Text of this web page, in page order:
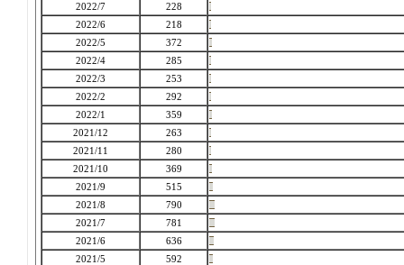
2022/7
228
2022/6
218
2022/5
372
2022/4
285
2022/3
253
2022/2
292
2022/1
359
2021/12
263
2021/11
280
2021/10
369
2021/9
515
2021/8
790
2021/7
781
2021/6
636
2021/5
592